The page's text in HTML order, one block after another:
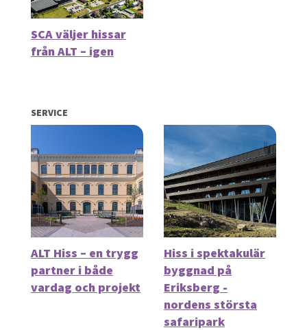
SCA väljer hissar
från ALT – igen
SERVICE
ALT Hiss – en trygg
partner i både
vardag och projekt
Hiss i spektakulär
byggnad på
Eriksberg -
nordens största
safaripark